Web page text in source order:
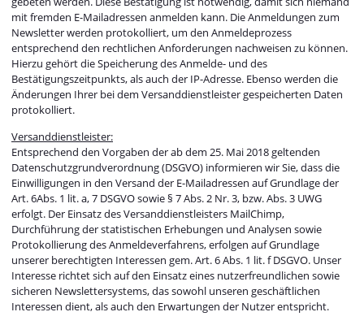
mit fremden E-Mailadressen anmelden kann. Die Anmeldungen zum
Newsletter werden protokolliert, um den Anmeldeprozess
entsprechend den rechtlichen Anforderungen nachweisen zu können.
Hierzu gehört die Speicherung des Anmelde- und des
Bestätigungszeitpunkts, als auch der IP-Adresse. Ebenso werden die
Änderungen Ihrer bei dem Versanddienstleister gespeicherten Daten
protokolliert.
Versanddienstleister:
Entsprechend den Vorgaben der ab dem 25. Mai 2018 geltenden
Datenschutzgrundverordnung (DSGVO) informieren wir Sie, dass die
Einwilligungen in den Versand der E-Mailadressen auf Grundlage der
Art. 6Abs. 1 lit. a, 7 DSGVO sowie § 7 Abs. 2 Nr. 3, bzw. Abs. 3 UWG
erfolgt. Der Einsatz des Versanddienstleisters MailChimp,
Durchführung der statistischen Erhebungen und Analysen sowie
Protokollierung des Anmeldeverfahrens, erfolgen auf Grundlage
unserer berechtigten Interessen gem. Art. 6 Abs. 1 lit. f DSGVO. Unser
Interesse richtet sich auf den Einsatz eines nutzerfreundlichen sowie
sicheren Newslettersystems, das sowohl unseren geschäftlichen
Interessen dient, als auch den Erwartungen der Nutzer entspricht.